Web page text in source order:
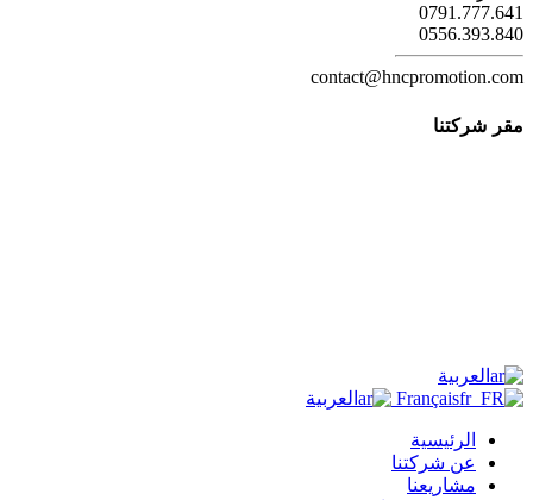
0791.777.641
0556.393.840
contact@hncpromotion.com
مقر شركتنا
العربية
Français
العربية
الرئيسية
عن شركتنا
مشاريعنا